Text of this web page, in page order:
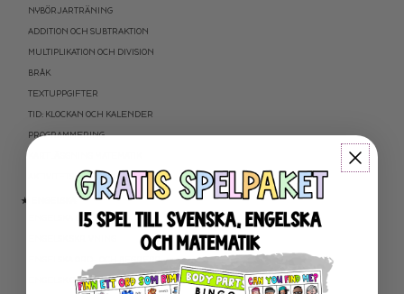
NYBÖRJARTRÄNING
ADDITION OCH SUBTRAKTION
MULTIPLIKATION OCH DIVISION
BRÅK
TEXTUPPGIFTER
TID: KLOCKAN OCH KALENDER
PROGRAMMERING
AKTIVITETSPAKET MATEMATIK
★ ENGELSKA
ENGELSKA LÄSNING
ENGELSKA ORD- OCH BEGREPP
ENGELSK GRAMATIK